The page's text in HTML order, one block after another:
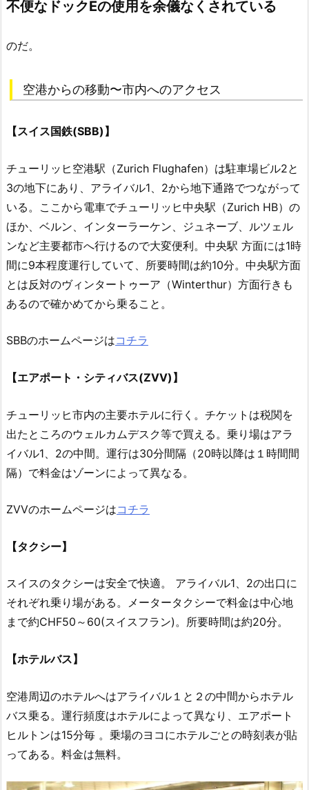
不便なドックEの使用を余儀なくされている
のだ。
空港からの移動〜市内へのアクセス
【スイス国鉄(SBB)】
チューリッヒ空港駅（Zurich Flughafen）は駐車場ビル2と
3の地下にあり、アライバル1、2から地下通路でつながって
いる。ここから電車でチューリッヒ中央駅（Zurich HB）の
ほか、ベルン、インターラーケン、ジュネーブ、ルツェル
ンなど主要都市へ行けるので大変便利。中央駅 方面には1時
間に9本程度運行していて、所要時間は約10分。中央駅方面
とは反対のヴィンタートゥーア（Winterthur）方面行きも
あるので確かめてから乗ること。
SBBのホームページはコチラ
【エアポート・シティバス(ZVV)】
チューリッヒ市内の主要ホテルに行く。チケットは税関を
出たところのウェルカムデスク等で買える。乗り場はアラ
イバル1、2の中間。運行は30分間隔（20時以降は１時間間
隔）で料金はゾーンによって異なる。
ZVVのホームページはコチラ
【タクシー】
スイスのタクシーは安全で快適。 アライバル1、2の出口に
それぞれ乗り場がある。メータータクシーで料金は中心地
まで約CHF50～60(スイスフラン)。所要時間は約20分。
【ホテルバス】
空港周辺のホテルへはアライバル１と２の中間からホテル
バス乗る。運行頻度はホテルによって異なり、エアポート
ヒルトンは15分毎 。乗場のヨコにホテルごとの時刻表が貼
ってある。料金は無料。